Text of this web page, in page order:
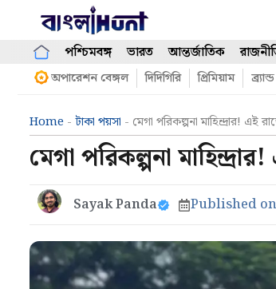
content
পশ্চিমবঙ্গ ভারত আন্তর্জাতিক
অপারেশন বেঙ্গল দিদিগিরি প্রিমিয়াম
Home - টাকা পয়সা - মেগা পরিকল্পনা মাহিন্দ্রার!
মেগা পরিকল্পনা
Sayak Panda Published